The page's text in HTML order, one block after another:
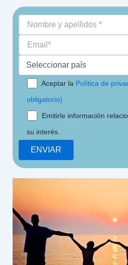
Aceptar la Política de
obligatorio)
Emitirle información
su interés.